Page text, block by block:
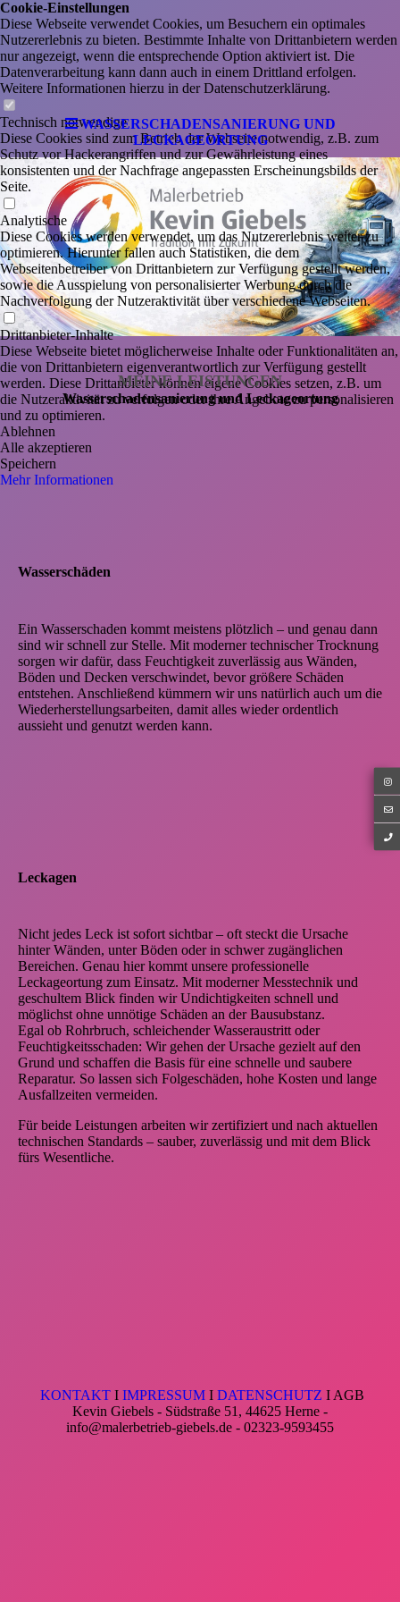
WASSERSCHADENSANIERUNG UND
LECKAGEORTUNG
MEINE LEISTUNGEN
Wasserschadensanierung und Leckageortung
Wasserschäden
Ein Wasserschaden kommt meistens plötzlich – und genau dann
sind wir schnell zur Stelle. Mit moderner technischer Trocknung
sorgen wir dafür, dass Feuchtigkeit zuverlässig aus Wänden,
Böden und Decken verschwindet, bevor größere Schäden
entstehen. Anschließend kümmern wir uns natürlich auch um die
Wiederherstellungsarbeiten, damit alles wieder ordentlich
aussieht und genutzt werden kann.
Leckagen
Nicht jedes Leck ist sofort sichtbar – oft steckt die Ursache
hinter Wänden, unter Böden oder in schwer zugänglichen
Bereichen. Genau hier kommt unsere professionelle
Leckageortung zum Einsatz. Mit moderner Messtechnik und
geschultem Blick finden wir Undichtigkeiten schnell und
möglichst ohne unnötige Schäden an der Bausubstanz.
Egal ob Rohrbruch, schleichender Wasseraustritt oder
Feuchtigkeitsschaden: Wir gehen der Ursache gezielt auf den
Grund und schaffen die Basis für eine schnelle und saubere
Reparatur. So lassen sich Folgeschäden, hohe Kosten und lange
Ausfallzeiten vermeiden.
Für beide Leistungen arbeiten wir zertifiziert und nach aktuellen
technischen Standards – sauber, zuverlässig und mit dem Blick
fürs Wesentliche.
KONTAKTI IMPRESSUMI DATENSCHUTZ I AGB
Kevin Giebels - Südstraße 51, 44625 Herne -
info@malerbetrieb-giebels.de - 02323-9593455
Cookie-Einstellungen
Diese Webseite verwendet Cookies, um Besuchern ein optimales
Nutzererlebnis zu bieten. Bestimmte Inhalte von Drittanbietern werden
nur angezeigt, wenn die entsprechende Option aktiviert ist. Die
Datenverarbeitung kann dann auch in einem Drittland erfolgen.
Weitere Informationen hierzu in der Datenschutzerklärung.
Technisch notwendige
Diese Cookies sind zum Betrieb der Webseite notwendig, z.B. zum
Schutz vor Hackerangriffen und zur Gewährleistung eines
konsistenten und der Nachfrage angepassten Erscheinungsbilds der
Seite.
Analytische
Diese Cookies werden verwendet, um das Nutzererlebnis weiter zu
optimieren. Hierunter fallen auch Statistiken, die dem
Webseitenbetreiber von Drittanbietern zur Verfügung gestellt werden,
sowie die Ausspielung von personalisierter Werbung durch die
Nachverfolgung der Nutzeraktivität über verschiedene Webseiten.
Drittanbieter-Inhalte
Diese Webseite bietet möglicherweise Inhalte oder Funktionalitäten an,
die von Drittanbietern eigenverantwortlich zur Verfügung gestellt
werden. Diese Drittanbieter können eigene Cookies setzen, z.B. um
die Nutzeraktivität zu verfolgen oder ihre Angebote zu personalisieren
und zu optimieren.
Ablehnen
Alle akzeptieren
Speichern
Mehr Informationen